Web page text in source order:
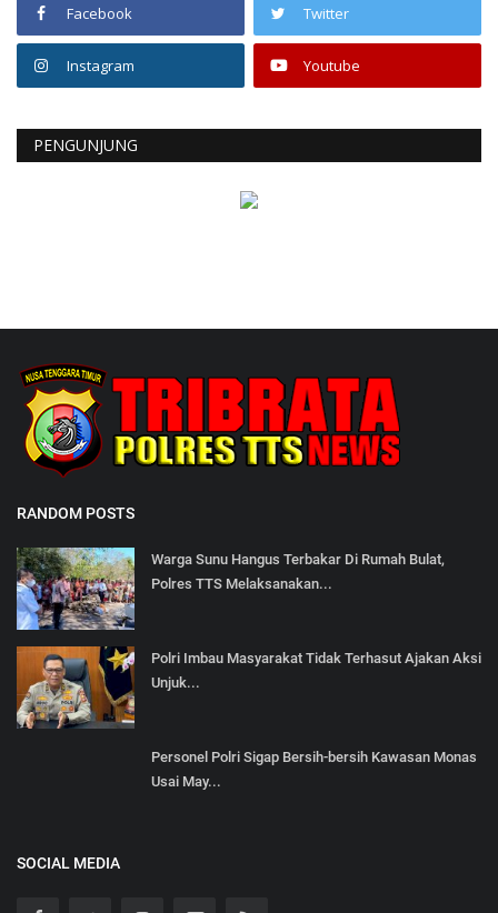
Facebook Twitter
Instagram Youtube
PENGUNJUNG
RANDOM POSTS
Warga Sunu Hangus Terbakar Di Rumah Bulat,
Polres TTS Melaksanakan...
Polri Imbau Masyarakat Tidak Terhasut Ajakan Aksi
Unjuk...
Personel Polri Sigap Bersih-bersih Kawasan Monas
Usai May...
SOCIAL MEDIA